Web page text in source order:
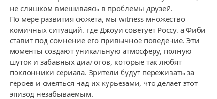
не слишком вмешиваясь в проблемы друзей.
По мере развития сюжета, мы witness множество
комичных ситуаций, где Джоуи советует Россу, а Фиби
ставит под сомнение его привычное поведение. Эти
моменты создают уникальную атмосферу, полную
шуток и забавных диалогов, которые так любят
поклонники сериала. Зрители будут переживать за
героев и смеяться над их курьезами, что делает этот
эпизод незабываемым.